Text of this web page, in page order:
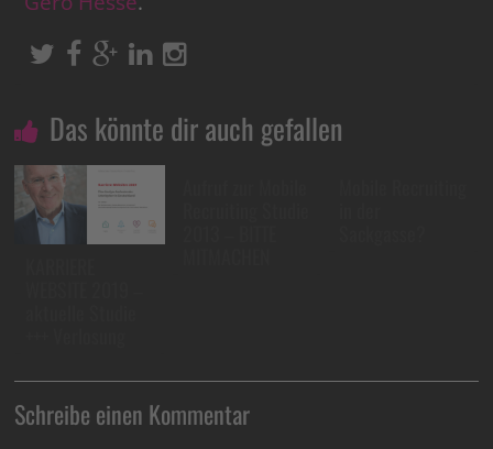
Das könnte dir auch gefallen
Schreibe einen Kommentar